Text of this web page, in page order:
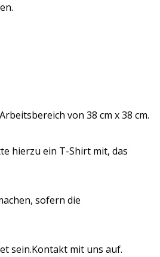
von 38 cm x 38 cm.
hierzu ein T-Shirt mit, das
sofern die
sein.Kontakt mit uns auf.